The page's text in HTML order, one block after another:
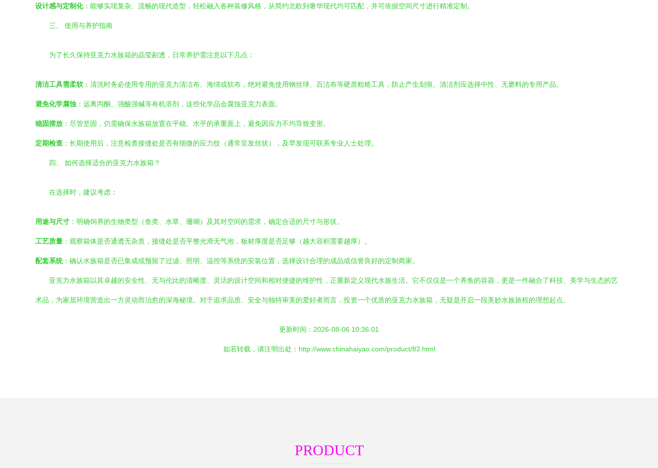
设计感与定制化：能够实现复杂、流畅的现代造型，轻松融入各种装修风格，从简约北欧到奢华现代均可匹配，并可依据空间尺寸进行精准定制。
三、 使用与养护指南
为了长久保持亚克力水族箱的晶莹剔透，日常养护需注意以下几点：
清洁工具需柔软 ：清洗时务必使用专用的亚克力清洁布、海绵或软布，绝对避免使用钢丝球、百洁布等硬质粗糙工具，防止产生划痕。清洁剂应选择中性、无磨料的专用产品。
避免化学腐蚀 ：远离丙酮、强酸强碱等有机溶剂，这些化学品会腐蚀亚克力表面。
稳固摆放 ：尽管坚固，仍需确保水族箱放置在平稳、水平的承重面上，避免因应力不均导致变形。
定期检查 ：长期使用后，注意检查接缝处是否有细微的应力纹（通常呈发丝状），及早发现可联系专业人士处理。
四、 如何选择适合的亚克力水族箱？
在选择时，建议考虑：
用途与尺寸 ：明确饲养的生物类型（鱼类、水草、珊瑚）及其对空间的需求，确定合适的尺寸与形状。
工艺质量 ：观察箱体是否通透无杂质，接缝处是否平整光滑无气泡，板材厚度是否足够（越大容积需要越厚）。
配套系统：确认水族箱是否已集成或预留了过滤、照明、温控等系统的安装位置，选择设计合理的成品或信誉良好的定制商家。
亚克力水族箱以其卓越的安全性、无与伦比的清晰度、灵活的设计空间和相对便捷的维护性，正重新定义现代水族生活。它不仅仅是一个养鱼的容器，更是一件融合了科技、美学与生态的艺
术品，为家居环境营造出一方灵动而治愈的深海秘境。对于追求品质、安全与独特审美的爱好者而言，投资一个优质的亚克力水族箱，无疑是开启一段美妙水族旅程的理想起点。
更新时间：2026-08-06 10:36:01
如若转载，请注明出处：http://www.chinahaiyao.com/product/83.html
PRODUCT